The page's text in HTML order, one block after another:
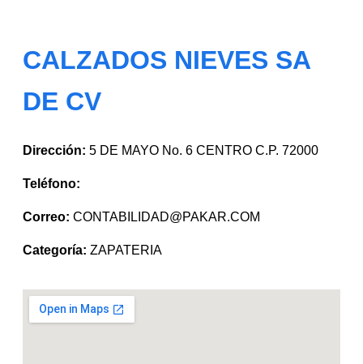
CALZADOS NIEVES SA
DE CV
Dirección: 5 DE MAYO No. 6 CENTRO C.P. 72000
Teléfono:
Correo: CONTABILIDAD@PAKAR.COM
Categoría: ZAPATERIA